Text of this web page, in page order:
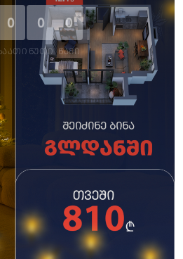
0 0
ᲬᲣᲗᲘ
0
ᲬᲐᲛᲘ